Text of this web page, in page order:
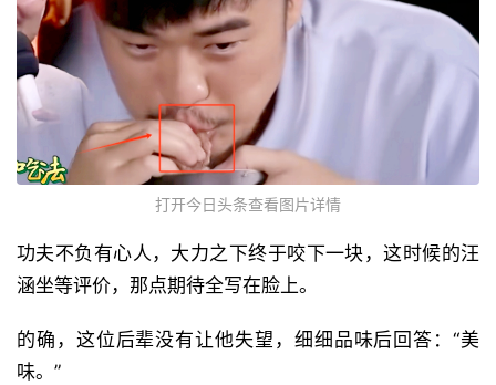
打开今日头条查看图片详情
功夫不负有心人，大力之下终于咬下一块，这时候的汪
涵坐等评价，那点期待全写在脸上。
的确，这位后辈没有让他失望，细细品味后回答：“美
味。”